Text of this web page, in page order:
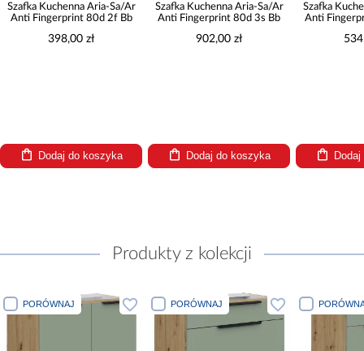
Szafka Kuchenna Aria-Sa/Ar
Anti Fingerprint 80d 2f Bb
398,00 zł
Dodaj do koszyka
Szafka Kuchenna Aria-Sa/Ar
Anti Fingerprint 80d 3s Bb
902,00 zł
Dodaj do koszyka
Szafka
Anti
Produkty z kolekcji
PORÓWNAJ PORÓWNAJ